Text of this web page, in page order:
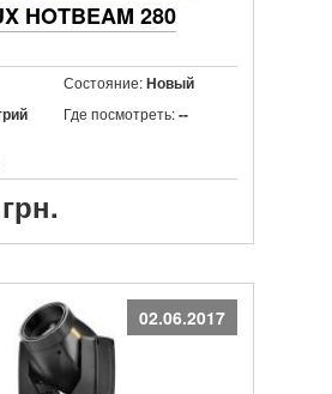
HOTBEAM 280
Состояние:Новый
Где посмотреть:--
02.06.2017